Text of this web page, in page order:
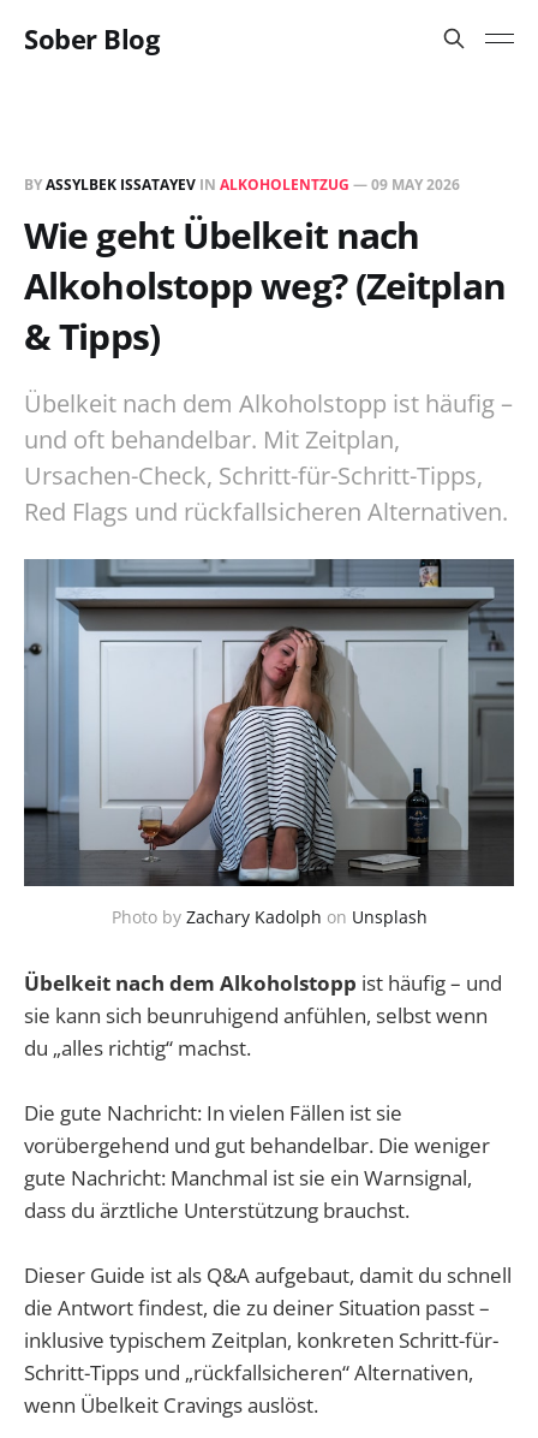
Sober Blog
BYASSYLBEK ISSATAYEV IN ALKOHOLENTZUG —09 MAY 2026
Wie geht Übelkeit nach
Alkoholstopp weg? (Zeitplan
& Tipps)
Übelkeit nach dem Alkoholstopp ist häufig –
und oft behandelbar. Mit Zeitplan,
Ursachen-Check, Schritt-für-Schritt-Tipps,
Red Flags und rückfallsicheren Alternativen.
Photo by Zachary Kadolph on Unsplash
Übelkeit nach dem Alkoholstopp ist häufig – und
sie kann sich beunruhigend anfühlen, selbst wenn
du „alles richtig“ machst.
Die gute Nachricht: In vielen Fällen ist sie
vorübergehend und gut behandelbar. Die weniger
gute Nachricht: Manchmal ist sie ein Warnsignal,
dass du ärztliche Unterstützung brauchst.
Dieser Guide ist als Q&A aufgebaut, damit du schnell
die Antwort findest, die zu deiner Situation passt –
inklusive typischem Zeitplan, konkreten Schritt-für-
Schritt-Tipps und „rückfallsicheren“ Alternativen,
wenn Übelkeit Cravings auslöst.